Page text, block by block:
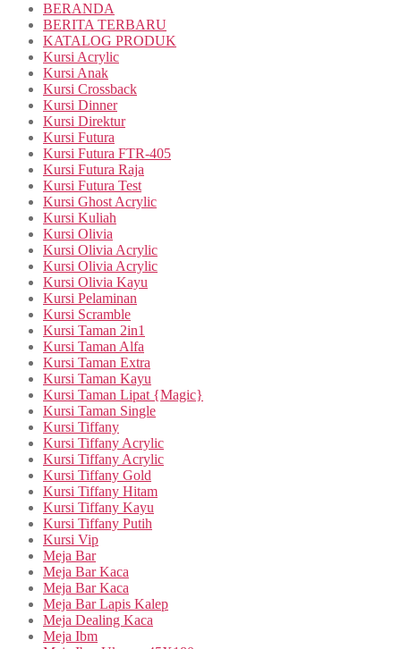
BERANDA
BERITA TERBARU
KATALOG PRODUK
Kursi Acrylic
Kursi Anak
Kursi Crossback
Kursi Dinner
Kursi Direktur
Kursi Futura
Kursi Futura FTR-405
Kursi Futura Raja
Kursi Futura Test
Kursi Ghost Acrylic
Kursi Kuliah
Kursi Olivia
Kursi Olivia Acrylic
Kursi Olivia Acrylic
Kursi Olivia Kayu
Kursi Pelaminan
Kursi Scramble
Kursi Taman 2in1
Kursi Taman Alfa
Kursi Taman Extra
Kursi Taman Kayu
Kursi Taman Lipat {Magic}
Kursi Taman Single
Kursi Tiffany
Kursi Tiffany Acrylic
Kursi Tiffany Acrylic
Kursi Tiffany Gold
Kursi Tiffany Hitam
Kursi Tiffany Kayu
Kursi Tiffany Putih
Kursi Vip
Meja Bar
Meja Bar Kaca
Meja Bar Kaca
Meja Bar Lapis Kalep
Meja Dealing Kaca
Meja Ibm